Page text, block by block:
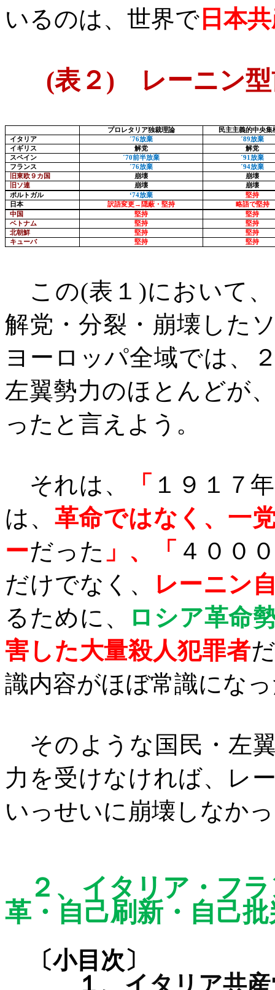
いるのは、世界で 日本
(表２ ) レーニン型
プロレタリア独裁理論
民主主義的中央集
イタリア
´76放棄 ´89放棄
イギリス
解党
解党
スペイン
´70前半放棄 ´91 放棄
フランス
´76放棄 ´94放棄
旧東欧９カ国
崩壊
崩壊
旧ソ連
崩壊
崩壊
ポルトガル
‘74放棄
堅持
日本
訳語変更→隠蔽・堅持
略語で堅持
中国
堅持
堅持
ベトナム
堅持
堅持
北朝鮮
堅持
堅持
キューバ
堅持 堅持
この(表１ )において
解党・分裂・崩壊した
ヨーロッパ全域では、
左翼勢力のほとんどが
ったと言えよう。
それは、 「 １９１７
は、 革命ではなく、一
ーだった 」、「 ４００
だけでなく、
レーニン
るために、
ロシア革命
害した大量殺人犯罪者
識内容がほぼ常識にな
そのような 国民・左
力を受けなければ、レ
いっせいに崩壊しなか
２、 イタリア・フ
革・自己刷新・自己
〔小目次〕
１、 イタリア共